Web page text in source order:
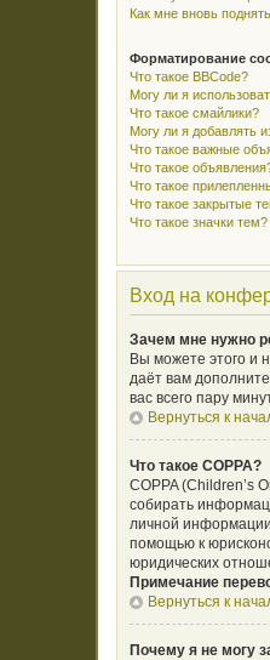
Как мне вновь
Форматирование
Что такое BBCode?
Могу ли я
Что такое смайлики?
Могу ли я добавлять
Что такое важные
Что такое
Что такое
Что такое закрытые
Что такое значки тем?
Вход на
Зачем мне нужно
Вы можете этого и
даёт вам
вас всего пару
Вернуться к
Что такое COPPA?
COPPA (Children’s
собирать
личной
помощью к
юридических
Примечание
Вернуться к
Почему я не могу